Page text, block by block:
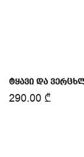
ტყავი და
290.00 ₾